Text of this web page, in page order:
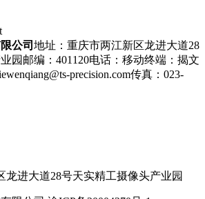
公司 地址： 重庆市两江新区龙进大道28
园 邮编： 401120电话： 移动终端：揭文
precision.com传真： 023-
龙进大道28号天实精工摄像头产业园